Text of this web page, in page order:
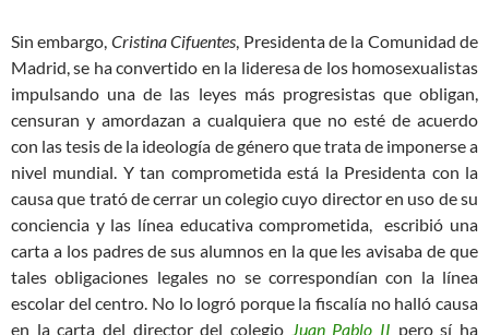
Sin embargo, Cristina Cifuentes, Presidenta de la Comunidad de
Madrid, se ha convertido en la lideresa de los homosexualistas
impulsando una de las leyes más progresistas que obligan,
censuran y amordazan a cualquiera que no esté de acuerdo
con las tesis de la ideología de género que trata de imponerse a
nivel mundial. Y tan comprometida está la Presidenta con la
causa que trató de cerrar un colegio cuyo director en uso de su
conciencia y las línea educativa comprometida, escribió una
carta a los padres de sus alumnos en la que les avisaba de que
tales obligaciones legales no se correspondían con la línea
escolar del centro. No lo logró porque la fiscalía no halló causa
en la carta del director del colegio Juan Pablo II pero sí ha